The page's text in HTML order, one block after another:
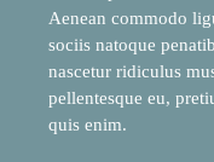
Aenean commodo
sociis natoque
nascetur ridiculus
pellentesque eu,
quis enim.